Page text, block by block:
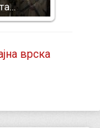
врска